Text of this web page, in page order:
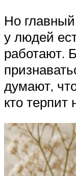
Но главный
у людей
работают.
думают,
кто терпит